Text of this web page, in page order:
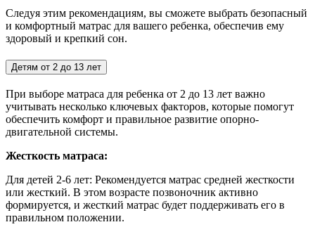
Следуя этим рекомендациям, вы сможете выбрать безопасный
и комфортный матрас для вашего ребенка, обеспечив ему
здоровый и крепкий сон.
Детям от 2 до 13 лет
При выборе матраса для ребенка от 2 до 13 лет важно
учитывать несколько ключевых факторов, которые помогут
обеспечить комфорт и правильное развитие опорно-
двигательной системы.
Жесткость матраса:
Для детей 2-6 лет: Рекомендуется матрас средней жесткости
или жесткий. В этом возрасте позвоночник активно
формируется, и жесткий матрас будет поддерживать его в
правильном положении.